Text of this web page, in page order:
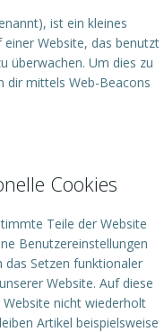
ist ein kleines
Website, das benutzt
überwachen. Um dies zu
dir mittels Web-Beacons
Cookies
Teile der Website
Benutzereinstellungen
das Setzen funktionaler
Website. Auf diese
nicht wiederholt
Artikel beispielsweise